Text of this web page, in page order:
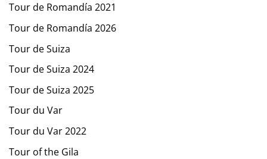
Tour de Romandía 2021
Tour de Romandía 2026
Tour de Suiza
Tour de Suiza 2024
Tour de Suiza 2025
Tour du Var
Tour du Var 2022
Tour of the Gila